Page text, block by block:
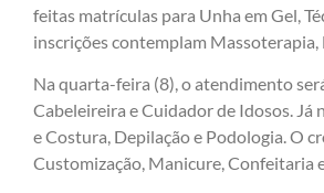
feitas matrículas para Unha em Gel,
inscrições contemplam
Na quarta-feira (8), o atendimento
Cabeleireira e Cuidador de Idosos. Já
e Costura, Depilação e Podologia. O
Customização, Manicure, Confeitaria